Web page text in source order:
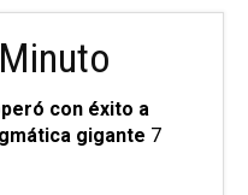
con éxito a
gigante 7